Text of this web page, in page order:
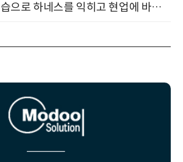
단 하루, 이론과 실습으로 하네스를 익히고 현업에 바로 쓰는 핸즈온 워크숍 (8/20)